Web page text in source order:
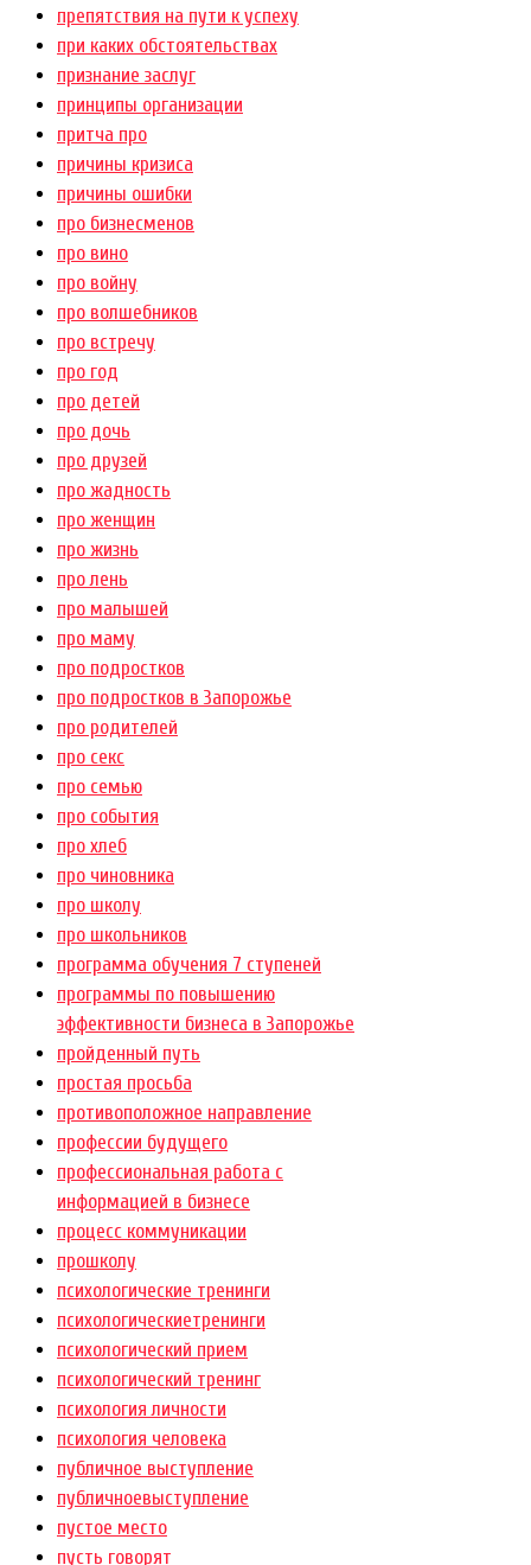
препятствия на пути к успеху
при каких обстоятельствах
признание заслуг
принципы организации
притча про
причины кризиса
причины ошибки
про бизнесменов
про вино
про войну
про волшебников
про встречу
про год
про детей
про дочь
про друзей
про жадность
про женщин
про жизнь
про лень
про малышей
про маму
про подростков
про подростков в Запорожье
про родителей
про секс
про семью
про события
про хлеб
про чиновника
про школу
про школьников
программа обучения 7 ступеней
программы по повышению
эффективности бизнеса в Запорожье
пройденный путь
простая просьба
противоположное направление
профессии будущего
профессиональная работа с
информацией в бизнесе
процесс коммуникации
прошколу
психологические тренинги
психологическиетренинги
психологический прием
психологический тренинг
психология личности
психология человека
публичное выступление
публичноевыступление
пустое место
пусть говорят